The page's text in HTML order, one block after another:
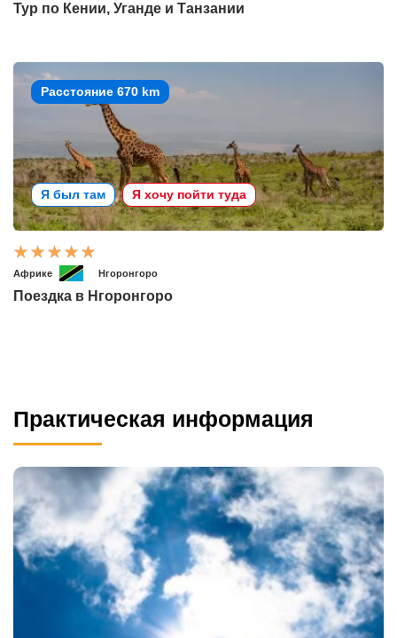
Тур по Кении, Уганде и Танзании
Расстояние 670 km
Я был там Я хочу пойти туда
Африке Нгоронгоро
Поездка в Нгоронгоро
Практическая информация